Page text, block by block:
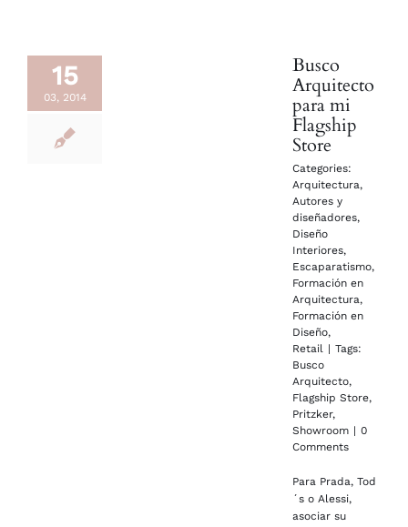
15
03, 2014
Busco
Arquitecto
para mi
Flagship
Store
Categories:
Arquitectura,
Autores y
diseñadores,
Diseño
Interiores,
Escaparatismo,
Formación en
Arquitectura,
Formación en
Diseño,
Retail | Tags:
Busco
Arquitecto,
Flagship Store,
Pritzker,
Showroom | 0
Comments
Para Prada, Tod
´s o Alessi,
asociar su